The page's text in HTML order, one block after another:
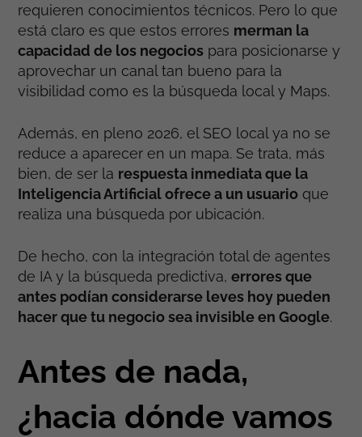
requieren conocimientos técnicos. Pero lo que
está claro es que estos errores merman la
capacidad de los negocios para posicionarse y
aprovechar un canal tan bueno para la
visibilidad como es la búsqueda local y Maps.
Además, en pleno 2026, el SEO local ya no se
reduce a aparecer en un mapa. Se trata, más
bien, de ser la respuesta inmediata que la
Inteligencia Artificial ofrece a un usuario que
realiza una búsqueda por ubicación.
De hecho, con la integración total de agentes
de IA y la búsqueda predictiva,errores que
antes podían considerarse leves hoy pueden
hacer que tu negocio sea invisible en Google.
Antes de nada,
¿hacia dónde vamos